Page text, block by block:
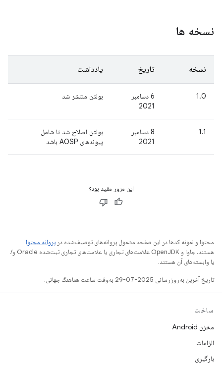
نسخه ها
نسخه تاریخ یادداشت
1.0
6 دسامبر
2021
بولتن منتشر شد
1.1
8 دسامبر
2021
بولتن اصلاح شد تا شامل
پیوندهای AOSP باشد
این مرور مفید بود؟
محتوا و نمونه کدها در این صفحه مشمول پروانه‌های توصیف‌شده در پروانه محتوا
هستند. جاوا و OpenJDK علامت‌های تجاری یا علامت‌های تجاری ثبت‌شده Oracle و/
یا وابسته‌های آن هستند.
تاریخ آخرین به‌روزرسانی 2025-07-29 به‌وقت ساعت هماهنگ جهانی.
ساخت
مخزن Android
الزامات
بارگیری